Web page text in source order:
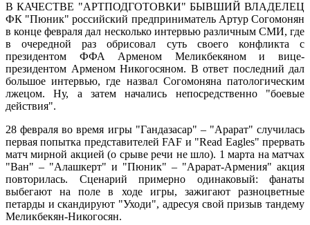
В КАЧЕСТВЕ "АРТПОДГОТОВКИ" БЫВШИЙ ВЛАДЕЛЕЦ
ФК "Пюник" российский предприниматель Артур Согомонян
в конце февраля дал несколько интервью различным СМИ, где
в очередной раз обрисовал суть своего конфликта с
президентом ФФА Арменом Меликбекяном и вице-
президентом Арменом Никогосяном. В ответ последний дал
большое интервью, где назвал Согомоняна патологическим
лжецом. Ну, а затем начались непосредственно "боевые
действия".
28 февраля во время игры "Гандазасар" – "Арарат" случилась
первая попытка представителей FAF и "Read Eagles" прервать
матч мирной акцией (о срыве речи не шло). 1 марта на матчах
"Ван" – "Алашкерт" и "Пюник" – "Арарат-Армения" акция
повторилась. Сценарий примерно одинаковый: фанаты
выбегают на поле в ходе игры, зажигают разноцветные
петарды и скандируют "Уходи", адресуя свой призыв тандему
Меликбекян-Никогосян.